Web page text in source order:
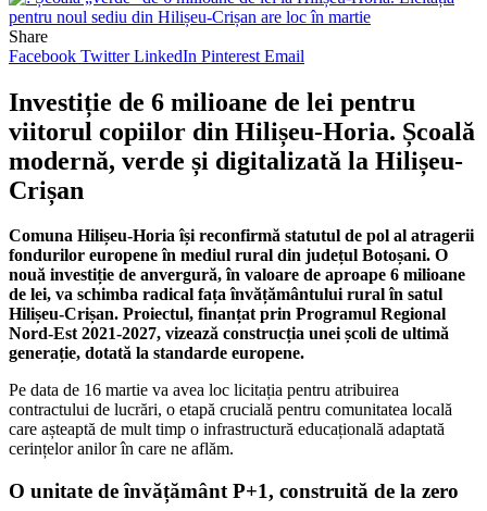
Share
Facebook Twitter LinkedIn Pinterest Email
Investiție de 6 milioane de lei pentru
viitorul copiilor din Hilișeu-Horia. Școală
modernă, verde și digitalizată la Hilișeu-
Crișan
Comuna Hilișeu-Horia își reconfirmă statutul de pol al atragerii
fondurilor europene în mediul rural din județul Botoșani. O
nouă investiție de anvergură, în valoare de aproape 6 milioane
de lei, va schimba radical fața învățământului rural în satul
Hilișeu-Crișan. Proiectul, finanțat prin Programul Regional
Nord-Est 2021-2027, vizează construcția unei școli de ultimă
generație, dotată la standarde europene.
Pe data de 16 martie va avea loc licitația pentru atribuirea
contractului de lucrări, o etapă crucială pentru comunitatea locală
care așteaptă de mult timp o infrastructură educațională adaptată
cerințelor anilor în care ne aflăm.
O unitate de învățământ P+1, construită de la zero